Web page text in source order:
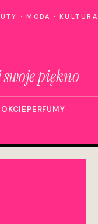
· MODA · KULTURA
piękno
PERFUMY